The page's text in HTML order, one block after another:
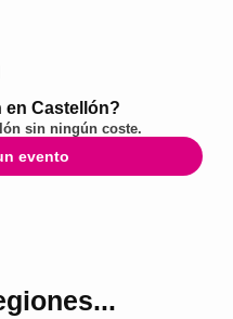
en Castellón?
sin ningún coste.
evento